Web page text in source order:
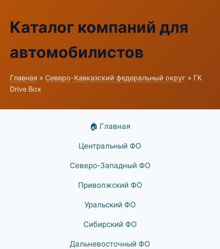
Каталог компаний для
автомобилистов
Главная » Северо-Кавказский федеральный округ » ГК
Drive Box
🏠 Главная
Центральный ФО
Северо-Западный ФО
Приволжский ФО
Уральский ФО
Сибирский ФО
Дальневосточный ФО